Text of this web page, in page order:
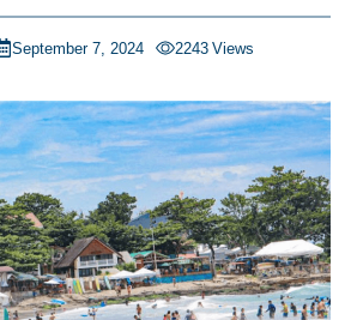
September 7, 2024 2243 Views